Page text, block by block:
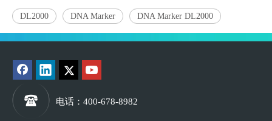
DL2000 DNA Marker DNA Marker DL2000
电话 ：400-678-8982